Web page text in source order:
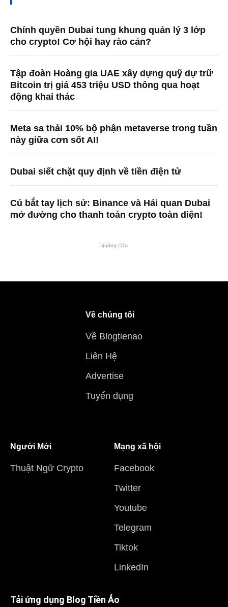
Chính quyền Dubai tung khung quản lý 3 lớp
cho crypto! Cơ hội hay rào cản?
Tập đoàn Hoàng gia UAE xây dựng quỹ dự trữ
Bitcoin trị giá 453 triệu USD thông qua hoạt
động khai thác
Meta sa thải 10% bộ phận metaverse trong tuần
này giữa cơn sốt AI!
Dubai siết chặt quy định về tiền điện tử
Cú bắt tay lịch sử: Binance và Hải quan Dubai
mở đường cho thanh toán crypto toàn diện!
Quảng Cáo
Về chúng tôi
Về Blogtienao
Liên Hệ
Advertise
Tuyển dụng
Người Mới
Thuật Ngữ Crypto
Mạng xã hội
Facebook
Twitter
Youtube
Telegram
Tiktok
LinkedIn
Tải ứng dụng Blog Tiền Ảo